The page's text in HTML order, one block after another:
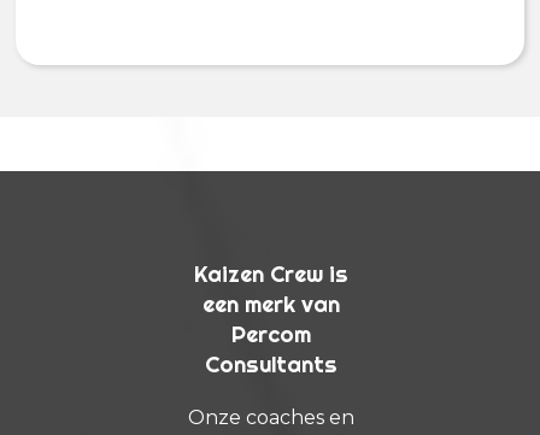
Kaizen Crew is
een merk van
Percom
Consultants
Onze coaches en